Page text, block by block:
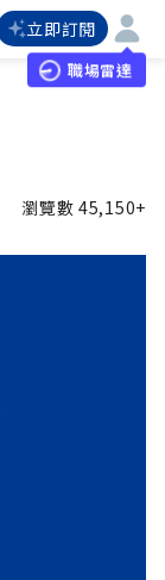
立即訂閱
職場雷達
瀏覽數45,150+